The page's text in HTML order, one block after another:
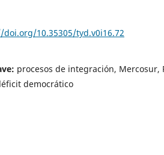
10.35305/tyd.v0i16.72
procesos de integración, Mercosur,
democrático